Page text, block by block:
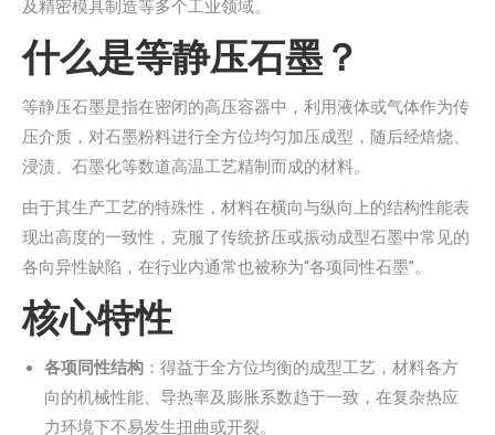
及精密模具制造等多个工业领域。
什么是等静压石墨？
等静压石墨是指在密闭的高压容器中，利用液体或气体作为传
压介质，对石墨粉料进行全方位均匀加压成型，随后经焙烧、
浸渍、石墨化等数道高温工艺精制而成的材料。
由于其生产工艺的特殊性，材料在横向与纵向上的结构性能表
现出高度的一致性，克服了传统挤压或振动成型石墨中常见的
各向异性缺陷，在行业内通常也被称为“各项同性石墨”。
核心特性
各项同性结构 ：得益于全方位均衡的成型工艺，材料各方
向的机械性能、导热率及膨胀系数趋于一致，在复杂热应
力环境下不易发生扭曲或开裂。